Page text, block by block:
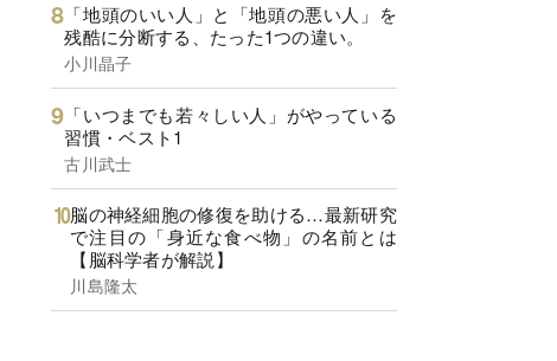
「地頭のいい人」と「地頭の悪い人」を
残酷に分断する、たった1つの違い。
小川晶子
「いつまでも若々しい人」がやっている
習慣・ベスト1
古川武士
脳の神経細胞の修復を助ける…最新研究
で注目の「身近な食べ物」の名前とは
【脳科学者が解説】
川島隆太